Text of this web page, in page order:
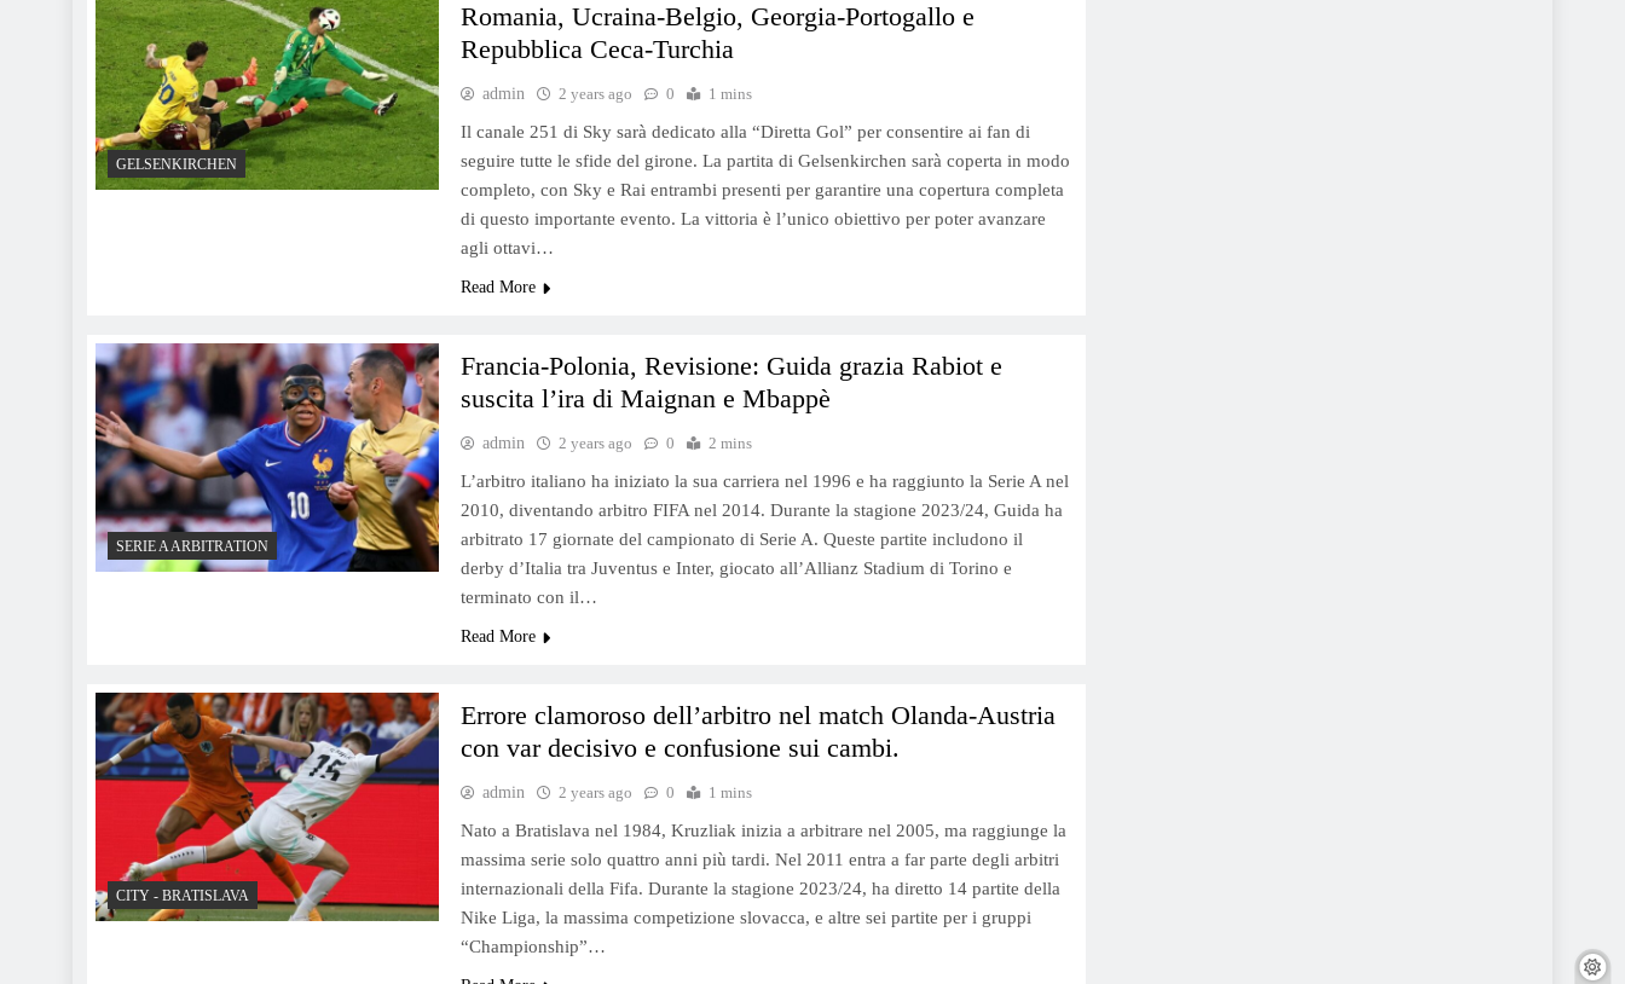
GELSENKIRCHEN
Romania, Ucraina-Belgio, Georgia-Portogallo e
Repubblica Ceca-Turchia
admin 2 years ago 0 1 mins
Il canale 251 di Sky sarà dedicato alla “Diretta Gol” per consentire ai fan di
seguire tutte le sfide del girone. La partita di Gelsenkirchen sarà coperta in modo
completo, con Sky e Rai entrambi presenti per garantire una copertura completa
di questo importante evento. La vittoria è l’unico obiettivo per poter avanzare
agli ottavi…
Read More
SERIE A ARBITRATION
Francia-Polonia, Revisione: Guida grazia Rabiot e
suscita l’ira di Maignan e Mbappè
admin 2 years ago 0 2 mins
L’arbitro italiano ha iniziato la sua carriera nel 1996 e ha raggiunto la Serie A nel
2010, diventando arbitro FIFA nel 2014. Durante la stagione 2023/24, Guida ha
arbitrato 17 giornate del campionato di Serie A. Queste partite includono il
derby d’Italia tra Juventus e Inter, giocato all’Allianz Stadium di Torino e
terminato con il…
Read More
CITY - BRATISLAVA
Errore clamoroso dell’arbitro nel match Olanda-Austria
con var decisivo e confusione sui cambi.
admin 2 years ago 0 1 mins
Nato a Bratislava nel 1984, Kruzliak inizia a arbitrare nel 2005, ma raggiunge la
massima serie solo quattro anni più tardi. Nel 2011 entra a far parte degli arbitri
internazionali della Fifa. Durante la stagione 2023/24, ha diretto 14 partite della
Nike Liga, la massima competizione slovacca, e altre sei partite per i gruppi
“Championship”…